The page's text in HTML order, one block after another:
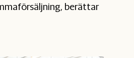
berättar